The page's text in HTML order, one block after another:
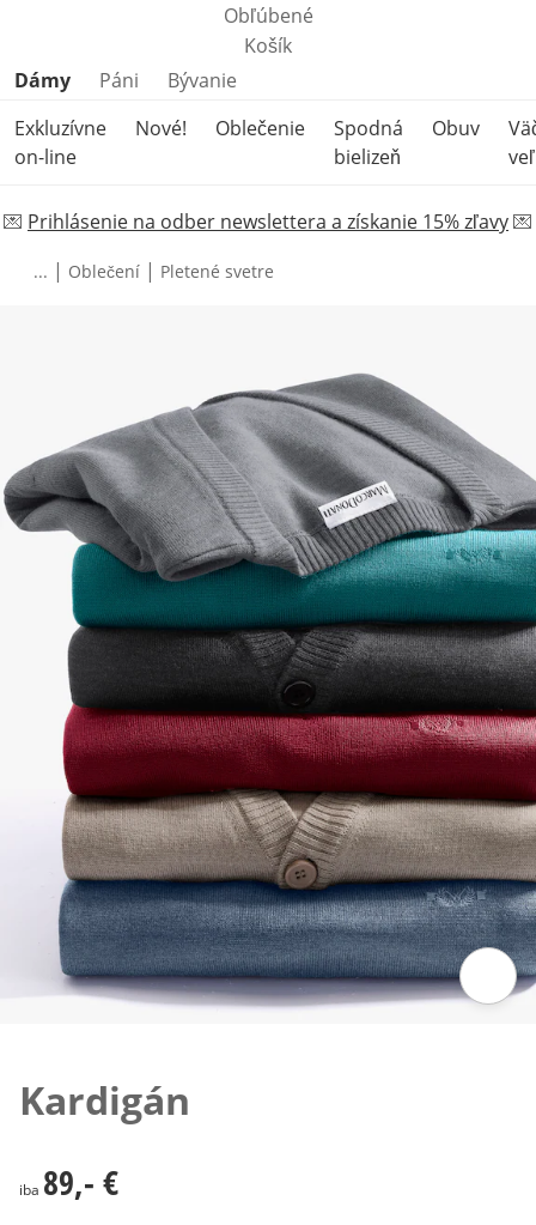
Obľúbené
Košík
Preskočiť kategórie produktov
Dámy Páni
Bývanie
Exkluzívne
on-line
Nové! Oblečenie
Spodná
bielizeň
Obuv
💌 Prihlásenie na odber newslettera a získanie 15% zľavy💌
... | Oblečení | Pletené svetre
Kardigán
89,- €
iba 89,- €